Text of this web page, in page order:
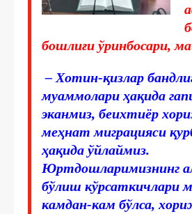
бошлиғи ўринбосари,
– Хотин-қизлар
муаммолари ҳақида
эканмиз, беихтиёр
меҳнат миграцияси
ҳақида ўйлаймиз.
Юртдошларимизнинг
бўлиш кўрсаткичлари
камдан-кам бўлса,